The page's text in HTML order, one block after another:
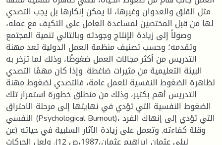
مثل القلق والعدوان وغيرها، لا يمكن إنكارها بل يجب التصدي
لها من قبل المختصين لمساعدة العامل على التكيف مع عمله،
وصولاً إلى زيادة الإنتاج وجودته وبالتالي تنمية المجتمع
وتقدمه؛ وحسب تصنيف منظمة العمل الدولية تعد مهنة
التدريس من أكثر مجالات العمل ضغوطًا، وذلك لما تزخر به
البيئة التعليمية من مثيرات ضاغطة. وإذا كان مهمًا التصدي
لظاهرة الضغوط النفسية للعمل عامة، فالتصدي لضغوط مهنة
التدريس أهم بكثير، وذلك من منطلق خطورة استمرار تلك
الضغوط النفسية التي تؤدي في نهايتها إلى مرحلة الاحتراق
النفسي (Psychological Burnout)، التي تؤدي إلى إنهاك الفرد
وقلة كفاءته, وتعمل على زيادة الآثار السلبية في حياته (عن
ليلى عثمان إبراهيم عثمان،1987،ص 12). ولعل الحركات